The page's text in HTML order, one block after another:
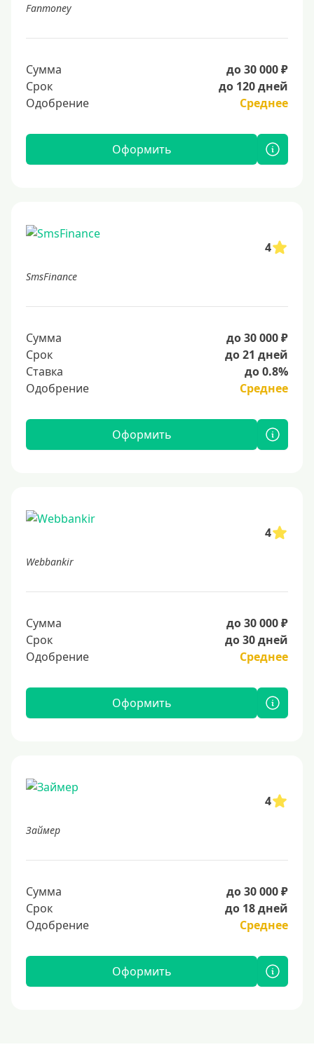
Fanmoney
Сумма
до 30 000 ₽
Срок
до 120 дней
Одобрение
Среднее
Оформить
4
SmsFinance
Сумма
до 30 000 ₽
Срок
до 21 дней
Ставка
до 0.8%
Одобрение
Среднее
Оформить
4
Webbankir
Сумма
до 30 000 ₽
Срок
до 30 дней
Одобрение
Среднее
Оформить
4
Займер
Сумма
до 30 000 ₽
Срок
до 18 дней
Одобрение
Среднее
Оформить